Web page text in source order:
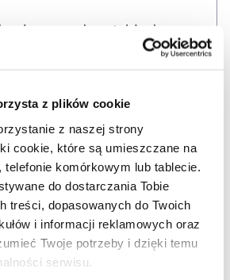
z plików cookie
z naszej strony
cookie, które są umieszczane na
komórkowym lub tablecie.
do dostarczania Tobie
treści, dopasowanych do Twoich
i informacji reklamowych oraz
Twoje potrzeby i dzięki temu
serwisu.
przywołano także dane
Organizacji WeProtect.
jakiejś formy krzywdzenia
propozycji działań
kamerze czy otrzymywania
typu CSAM (Child Sexual
od 2019 roku o 87
dzieci w wieku 7–10 lat aż o